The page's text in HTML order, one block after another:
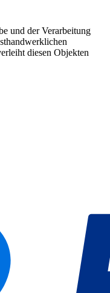
und der Verarbeitung
diesen Objekten